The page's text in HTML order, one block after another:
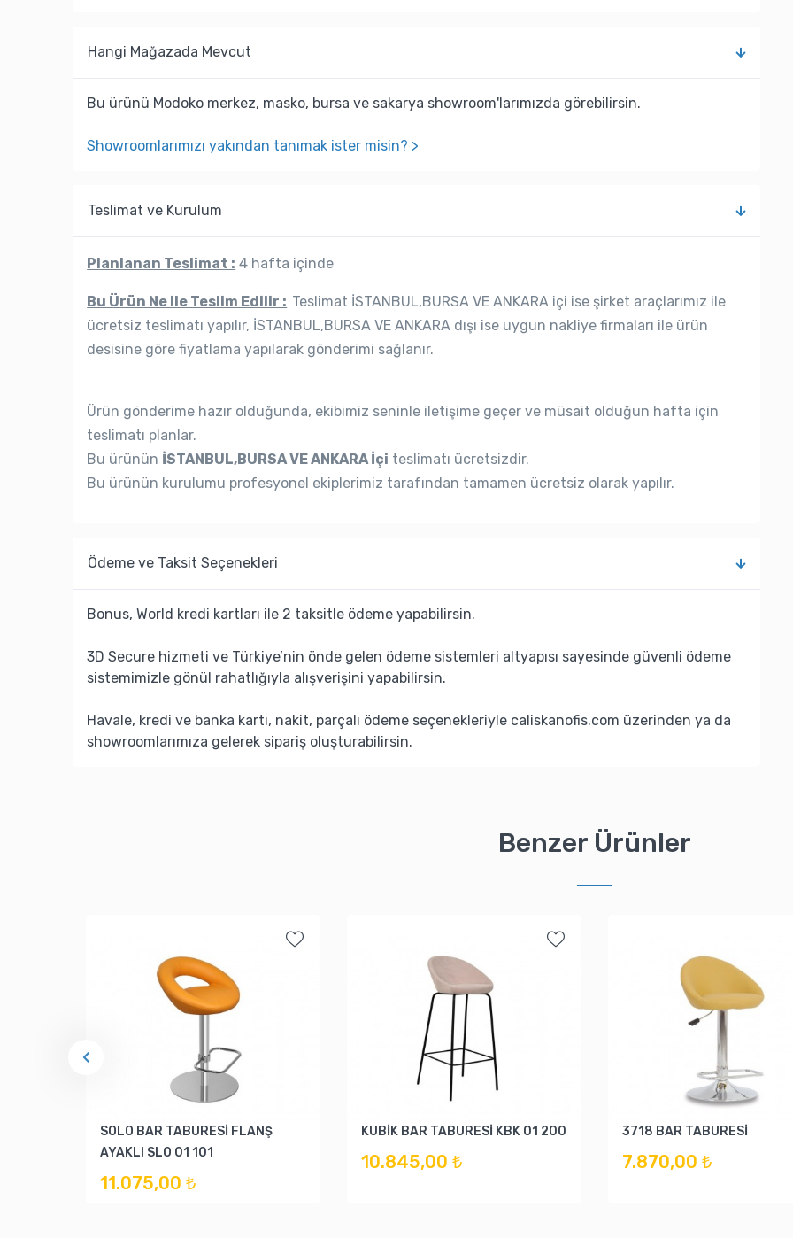
Hangi Mağazada Mevcut
Bu ürünü Modoko merkez, masko, bursa ve sakarya showroom'larımızda görebilirsin.
Showroomlarımızı yakından tanımak ister misin? >
Teslimat ve Kurulum
Planlanan Teslimat : 4 hafta içinde
Bu Ürün Ne ile Teslim Edilir : Teslimat İSTANBUL,BURSA VE ANKARA içi ise şirket araçlarımız ile
ücretsiz teslimatı yapılır, İSTANBUL,BURSA VE ANKARA dışı ise uygun nakliye firmaları ile ürün
desisine göre fiyatlama yapılarak gönderimi sağlanır.
Ürün gönderime hazır olduğunda, ekibimiz seninle iletişime geçer ve müsait olduğun hafta için
teslimatı planlar.
Bu ürünün İSTANBUL,BURSA VE ANKARA İçi teslimatı ücretsizdir.
Bu ürünün kurulumu profesyonel ekiplerimiz tarafından tamamen ücretsiz olarak yapılır.
Ödeme ve Taksit Seçenekleri
Bonus, World kredi kartları ile 2 taksitle ödeme yapabilirsin.
3D Secure hizmeti ve Türkiye’nin önde gelen ödeme sistemleri altyapısı sayesinde güvenli ödeme
sistemimizle gönül rahatlığıyla alışverişini yapabilirsin.
Havale, kredi ve banka kartı, nakit, parçalı ödeme seçenekleriyle caliskanofis.com üzerinden ya da
showroomlarımıza gelerek sipariş oluşturabilirsin.
Benzer Ürünler
SOLO BAR TABURESİ FLANŞ
AYAKLI SLO 01 101
11.075,00 ₺
KUBİK BAR TABURESİ KBK 01 200
10.845,00 ₺
3718 BAR TABURESİ
7.870,00 ₺